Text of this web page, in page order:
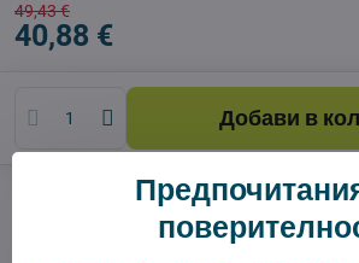
49,43 €
40,88 €
Добави в
Доставки
Vysajto.sk